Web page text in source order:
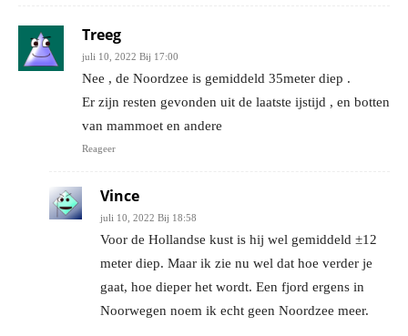
Treeg
juli 10, 2022 Bij 17:00
Nee , de Noordzee is gemiddeld 35meter diep .
Er zijn resten gevonden uit de laatste ijstijd , en botten
van mammoet en andere
Reageer
Vince
juli 10, 2022 Bij 18:58
Voor de Hollandse kust is hij wel gemiddeld ±12
meter diep. Maar ik zie nu wel dat hoe verder je
gaat, hoe dieper het wordt. Een fjord ergens in
Noorwegen noem ik echt geen Noordzee meer.